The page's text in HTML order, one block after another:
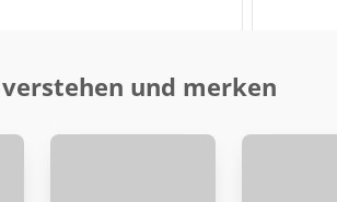
und merken